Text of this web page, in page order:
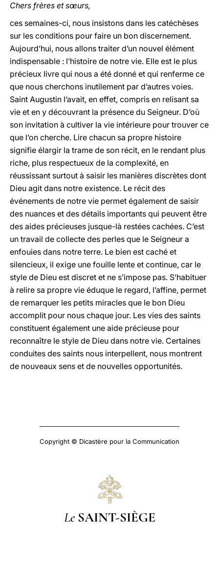
Chers frères et sœurs,
ces semaines-ci, nous insistons dans les catéchèses
sur les conditions pour faire un bon discernement.
Aujourd’hui, nous allons traiter d’un nouvel élément
indispensable : l’histoire de notre vie. Elle est le plus
précieux livre qui nous a été donné et qui renferme ce
que nous cherchons inutilement par d’autres voies.
Saint Augustin l’avait, en effet, compris en relisant sa
vie et en y découvrant la présence du Seigneur. D’où
son invitation à cultiver la vie intérieure pour trouver ce
que l’on cherche. Lire chacun sa propre histoire
signifie élargir la trame de son récit, en le rendant plus
riche, plus respectueux de la complexité, en
réussissant surtout à saisir les manières discrètes dont
Dieu agit dans notre existence. Le récit des
événements de notre vie permet également de saisir
des nuances et des détails importants qui peuvent être
des aides précieuses jusque-là restées cachées. C’est
un travail de collecte des perles que le Seigneur a
enfouies dans notre terre. Le bien est caché et
silencieux, il exige une fouille lente et continue, car le
style de Dieu est discret et ne s’impose pas. S’habituer
à relire sa propre vie éduque le regard, l’affine, permet
de remarquer les petits miracles que le bon Dieu
accomplit pour nous chaque jour. Les vies des saints
constituent également une aide précieuse pour
reconnaître le style de Dieu dans notre vie. Certaines
conduites des saints nous interpellent, nous montrent
de nouveaux sens et de nouvelles opportunités.
Copyright © Dicastère pour la Communication
Le SAINT-SIÈGE